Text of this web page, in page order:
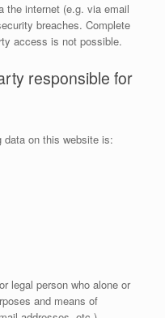
the internet (e.g. via email
breaches. Complete
access is not possible.
responsible for
data on this website is:
legal person who alone or
and means of